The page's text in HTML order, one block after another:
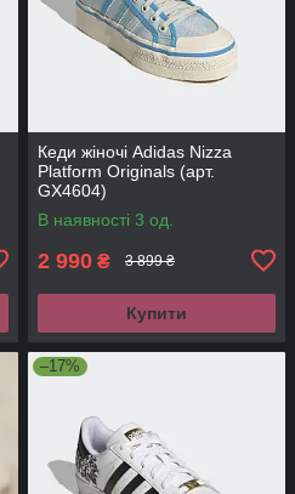
Кеди жіночі Adidas Nizza
Platform Originals (арт.
GX4604)
В наявності 3 од.
2 990 ₴ 3 899 ₴
Купити
–17%